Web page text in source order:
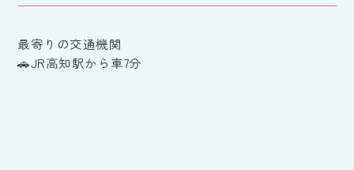
最寄りの交通機関
🚗JR高知駅から車7分